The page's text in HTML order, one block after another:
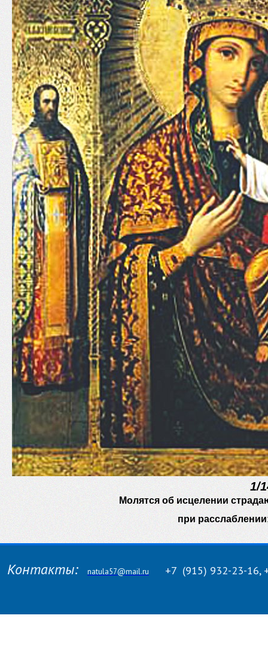
1/
Молятся об исцелении
при
Контакты: natula57@mail.ru +7 (915) 932-23-16,